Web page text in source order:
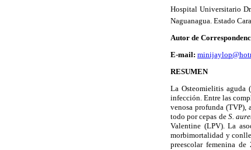
Hospital Universitario
Naguanagua. Estado
Autor de
E-mail:
RESUMEN
La Osteomielitis aguda
infección. Entre las
venosa profunda (TVP),
todo por cepas de S.
Valentine (LPV). La
morbimortalidad y
preescolar femenina